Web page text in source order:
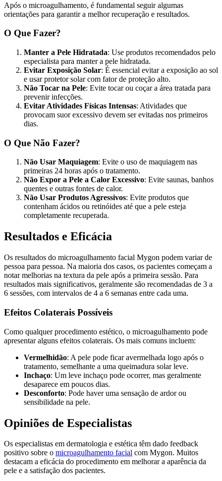
Após o microagulhamento, é fundamental seguir algumas
orientações para garantir a melhor recuperação e resultados.
O Que Fazer?
Manter a Pele Hidratada: Use produtos recomendados pelo
especialista para manter a pele hidratada.
Evitar Exposição Solar: É essencial evitar a exposição ao sol
e usar protetor solar com fator de proteção alto.
Não Tocar na Pele: Evite tocar ou coçar a área tratada para
prevenir infecções.
Evitar Atividades Físicas Intensas: Atividades que
provocam suor excessivo devem ser evitadas nos primeiros
dias.
O Que Não Fazer?
Não Usar Maquiagem: Evite o uso de maquiagem nas
primeiras 24 horas após o tratamento.
Não Expor a Pele a Calor Excessivo: Evite saunas, banhos
quentes e outras fontes de calor.
Não Usar Produtos Agressivos: Evite produtos que
contenham ácidos ou retinóides até que a pele esteja
completamente recuperada.
Resultados e Eficácia
Os resultados do microagulhamento facial Mygon podem variar de
pessoa para pessoa. Na maioria dos casos, os pacientes começam a
notar melhorias na textura da pele após a primeira sessão. Para
resultados mais significativos, geralmente são recomendadas de 3 a
6 sessões, com intervalos de 4 a 6 semanas entre cada uma.
Efeitos Colaterais Possíveis
Como qualquer procedimento estético, o microagulhamento pode
apresentar alguns efeitos colaterais. Os mais comuns incluem:
Vermelhidão: A pele pode ficar avermelhada logo após o
tratamento, semelhante a uma queimadura solar leve.
Inchaço: Um leve inchaço pode ocorrer, mas geralmente
desaparece em poucos dias.
Desconforto: Pode haver uma sensação de ardor ou
sensibilidade na pele.
Opiniões de Especialistas
Os especialistas em dermatologia e estética têm dado feedback
positivo sobre o microagulhamento facial com Mygon. Muitos
destacam a eficácia do procedimento em melhorar a aparência da
pele e a satisfação dos pacientes.